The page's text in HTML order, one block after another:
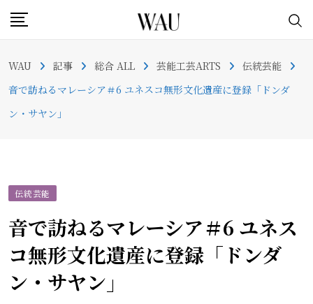
Skip
content
WAU 記事 総合 ALL 芸能工芸ARTS
伝統芸能
音で訪ねるマレーシア＃6 ユネスコ無形文化遺産に登録「ドンダ
ン・サヤン」
伝統芸能
音で訪ねるマレーシア＃6 ユネス
コ無形文化遺産に登録「ドンダ
ン・サヤン」